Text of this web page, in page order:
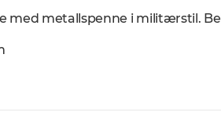
med metallspenne i militærstil.